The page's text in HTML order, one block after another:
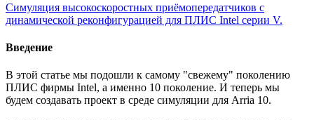
Симуляция высокоскоростных приёмопередатчиков с
динамической реконфигурацией для ПЛИС Intel серии V.
Введение
В этой статье мы подошли к самому "свежему" поколению
ПЛИС фирмы Intel, а именно 10 поколение. И теперь мы
будем создавать проект в среде симуляции для Arria 10.